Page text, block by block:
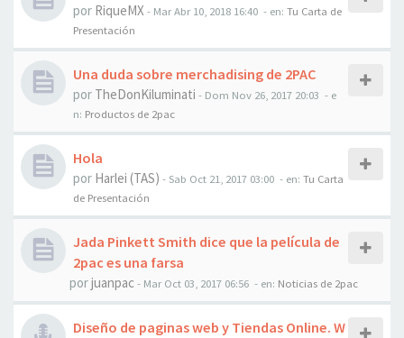
por RiqueMX- Mar Abr 10, 2018 16:40 - en: Tu Carta de
Presentación
Una duda sobre merchadising de 2PAC
por TheDonKiluminati - Dom Nov 26, 2017 20:03 - e
n: Productos de 2pac
Hola
por Harlei (TAS) - Sab Oct 21, 2017 03:00 - en: Tu Carta
de Presentación
Jada Pinkett Smith dice que la película de
2pac es una farsa
porjuanpac- Mar Oct 03, 2017 06:56 - en: Noticias de 2pac
Diseño de paginas web y Tiendas Online. W